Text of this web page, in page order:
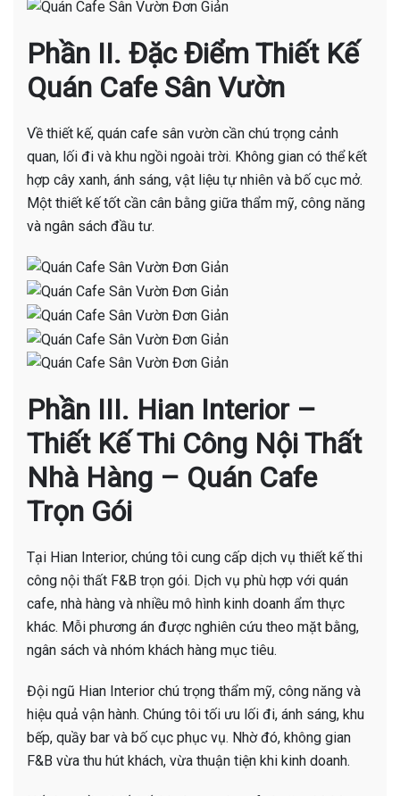
Phần II. Đặc Điểm Thiết Kế
Quán Cafe Sân Vườn
Về thiết kế, quán cafe sân vườn cần chú trọng cảnh
quan, lối đi và khu ngồi ngoài trời. Không gian có thể kết
hợp cây xanh, ánh sáng, vật liệu tự nhiên và bố cục mở.
Một thiết kế tốt cần cân bằng giữa thẩm mỹ, công năng
và ngân sách đầu tư.
Phần III. Hian Interior –
Thiết Kế Thi Công Nội Thất
Nhà Hàng – Quán Cafe
Trọn Gói
Tại Hian Interior, chúng tôi cung cấp dịch vụ thiết kế thi
công nội thất F&B trọn gói. Dịch vụ phù hợp với quán
cafe, nhà hàng và nhiều mô hình kinh doanh ẩm thực
khác. Mỗi phương án được nghiên cứu theo mặt bằng,
ngân sách và nhóm khách hàng mục tiêu.
Đội ngũ Hian Interior chú trọng thẩm mỹ, công năng và
hiệu quả vận hành. Chúng tôi tối ưu lối đi, ánh sáng, khu
bếp, quầy bar và bố cục phục vụ. Nhờ đó, không gian
F&B vừa thu hút khách, vừa thuận tiện khi kinh doanh.